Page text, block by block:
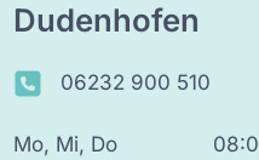
Dudenhofen
06232 900 510
Mo, Mi, Do